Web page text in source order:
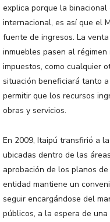
explica porque la
internacional, es así que el
fuente de ingresos. La
inmuebles pasen al
impuestos, como cualquier
situación beneficiará tanto
permitir que los recursos
obras y servicios.
En 2009, Itaipú transfirió a
ubicadas dentro de las
aprobación de los planos
entidad mantiene un
seguir encargándose del
públicos, a la espera de